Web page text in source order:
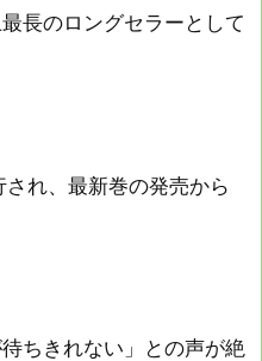
長のロングセラーとして
れ、最新巻の発売から
ちきれない」との声が絶